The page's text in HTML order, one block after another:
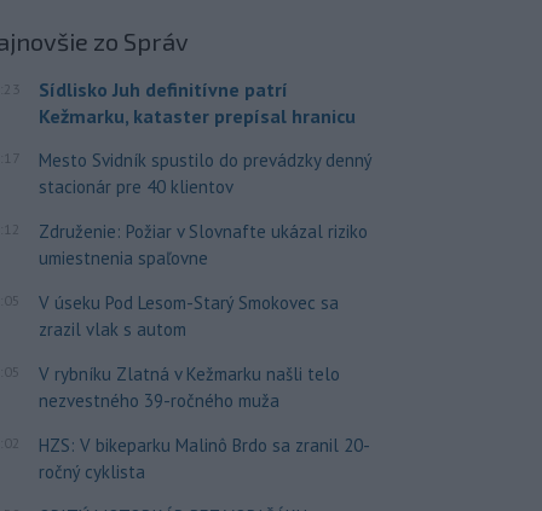
zo Správ
Sídlisko Juh definitívne patrí
Kežmarku, kataster prepísal hranicu
Mesto Svidník spustilo do prevádzky denný
stacionár pre 40 klientov
Združenie: Požiar v Slovnafte ukázal riziko
umiestnenia spaľovne
V úseku Pod Lesom-Starý Smokovec sa
zrazil vlak s autom
V rybníku Zlatná v Kežmarku našli telo
nezvestného 39-ročného muža
HZS: V bikeparku Malinô Brdo sa zranil 20-
ročný cyklista